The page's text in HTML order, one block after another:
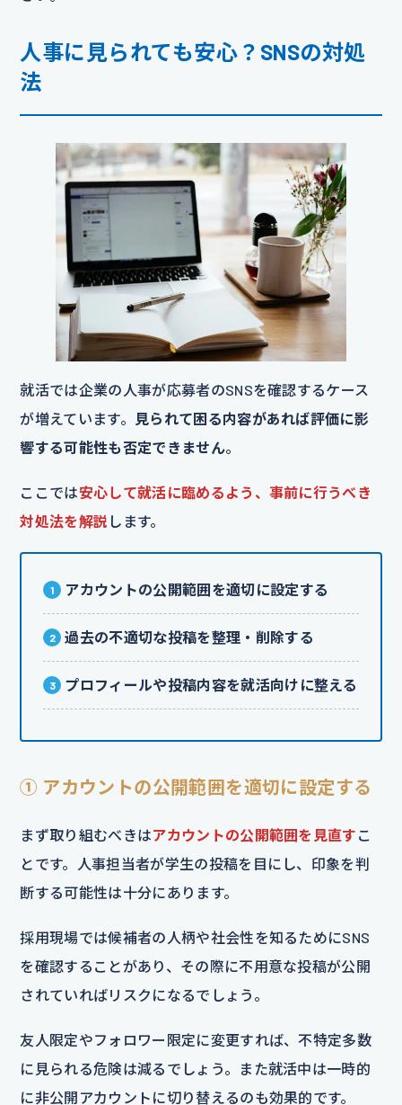
人事に見られても安心？SNSの対処
法
就活では企業の人事が応募者のSNSを確認するケース
が増えています。
見られて困る内容があれば評価に影
響する可能性も否定できません。
ここでは安心して就活に臨めるよう、事前に行うべき
対処法を解説 します。
アカウントの公開範囲を適切に設定する
過去の不適切な投稿を整理・削除する
プロフィールや投稿内容を就活向けに整える
① アカウントの公開範囲を適切に設定する
まず取り組むべきはアカウントの公開範囲を見直す こ
とです。人事担当者が学生の投稿を目にし、印象を判
断する可能性は十分にあります。
採用現場では候補者の人柄や社会性を知るためにSNS
を確認することがあり、その際に不用意な投稿が公開
されていればリスクになるでしょう。
友人限定やフォロワー限定に変更すれば、不特定多数
に見られる危険は減るでしょう。また就活中は一時的
に非公開アカウントに切り替えるのも効果的です。